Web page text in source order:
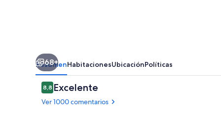
68+
ResumenHabitacionesUbicaciónPolíticas
Comentarios
8,88,8 de 10
Excelente
Ver 1000 comentarios